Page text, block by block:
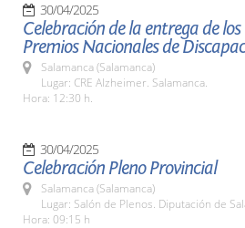
30/04/2025
Celebración de la entrega de los
Premios Nacionales de
Salamanca (Salamanca)
Lugar: CRE Alzheimer. Salamanca.
Hora: 12:30 h.
30/04/2025
Celebración Pleno Provincial
Salamanca (Salamanca)
Lugar: Salón de Plenos. Diputación de
Hora: 09:15 h